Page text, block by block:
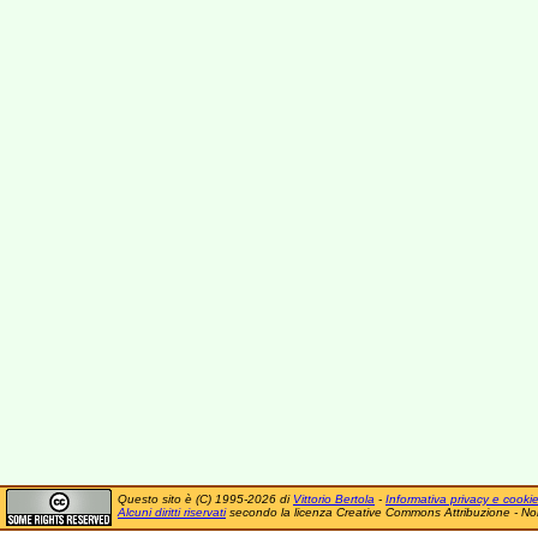
Questo sito è (C) 1995-2026 di Vittorio Bertola - Informativa privacy e cookie
Alcuni diritti riservatisecondo la licenza Creative Commons Attribuzione -